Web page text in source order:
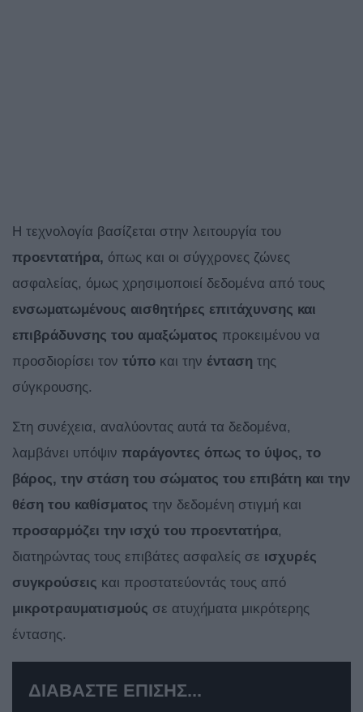
Η τεχνολογία βασίζεται στην λειτουργία του
προεντατήρα, όπως και οι σύγχρονες ζώνες
ασφαλείας, όμως χρησιμοποιεί δεδομένα από τους
ενσωματωμένους αισθητήρες επιτάχυνσης και
επιβράδυνσης του αμαξώματος προκειμένου να
προσδιορίσει τον τύπο και την ένταση της
σύγκρουσης.
Στη συνέχεια, αναλύοντας αυτά τα δεδομένα,
λαμβάνει υπόψιν παράγοντες όπως το ύψος, το
βάρος, την στάση του σώματος του επιβάτη και την
θέση του καθίσματος την δεδομένη στιγμή και
προσαρμόζει την ισχύ του προεντατήρα,
διατηρώντας τους επιβάτες ασφαλείς σε ισχυρές
συγκρούσεις και προστατεύοντάς τους από
μικροτραυματισμούς σε ατυχήματα μικρότερης
έντασης.
ΔΙΑΒΑΣΤΕ ΕΠΙΣΗΣ...